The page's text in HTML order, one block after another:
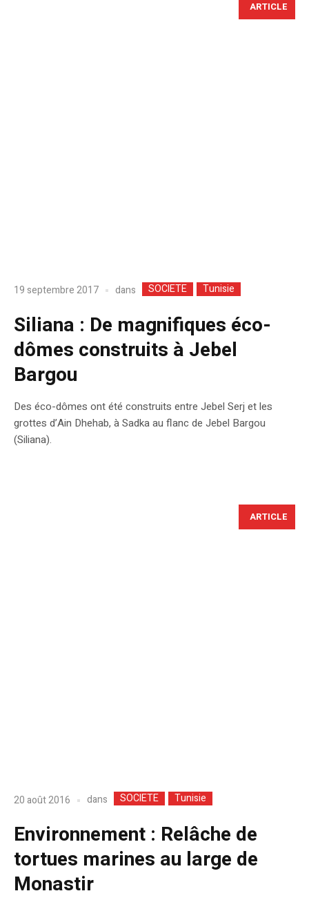
ARTICLE
19 septembre 2017 dans SOCIETE Tunisie
Siliana : De magnifiques éco-
dômes construits à Jebel
Bargou
Des éco-dômes ont été construits entre Jebel Serj et les
grottes d’Ain Dhehab, à Sadka au flanc de Jebel Bargou
(Siliana).
ARTICLE
20 août 2016 dans SOCIETE Tunisie
Environnement : Relâche de
tortues marines au large de
Monastir